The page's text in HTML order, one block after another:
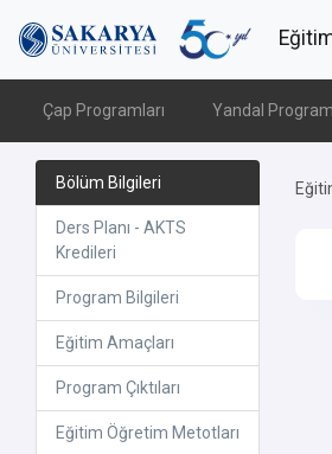
Çap Programları Yandal
Bölüm Bilgileri
Ders Planı - AKTS
Kredileri
Program Bilgileri
Eğitim Amaçları
Program Çıktıları
Eğitim Öğretim Metotları